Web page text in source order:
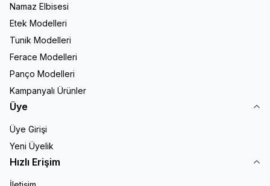
Namaz Elbisesi
Etek Modelleri
Tunik Modelleri
Ferace Modelleri
Panço Modelleri
Kampanyalı Ürünler
Üye
Üye Girişi
Yeni Üyelik
Hızlı Erişim